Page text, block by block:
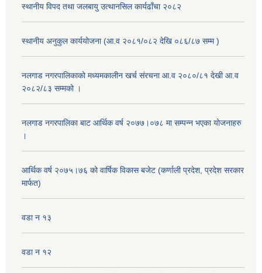
स्थानीय विपद तथा जलबायु उत्थानसिल कार्यढाँचा २०८२
स्थानीय अनुकुल कार्ययोजना (आ.व २०८१/०८२ देखि ०८६/८७ सम्म )
नलगाड नगरपालिकाको मध्यमकालीन खर्च संरचना आ.व २०८०/८१ देखी आ.व
२०८२/८३ सम्मको ।
नलगाड नगरपालिका बाट आर्थिक वर्ष २०७७।०७८ मा सम्पन्न भएका योजनाहरु
।
आर्थिक वर्ष २०७५।७६ को वार्षिक विकास बजेट (कर्णाली प्रदेश, प्रदेश सरकार
मार्फत)
वडा न १३
वडा न १२